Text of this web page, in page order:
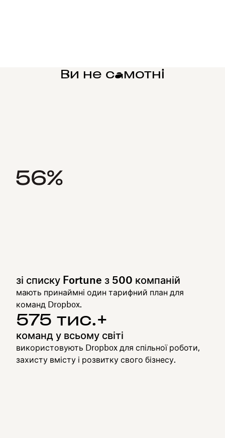
Ви не самотні
зі списку Fortune з 500 компаній
мають принаймні один тарифний план для
команд Dropbox.
575 тис.+
команд у всьому світі
використовують Dropbox для спільної роботи,
захисту вмісту і розвитку свого бізнесу.